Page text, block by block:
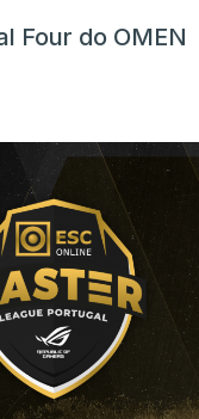
Four do OMEN